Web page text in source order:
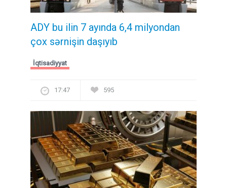
ADY bu ilin 7 ayında 6,4 milyondan
çox sərnişin daşıyıb
İqtisadiyyat
17:47 595